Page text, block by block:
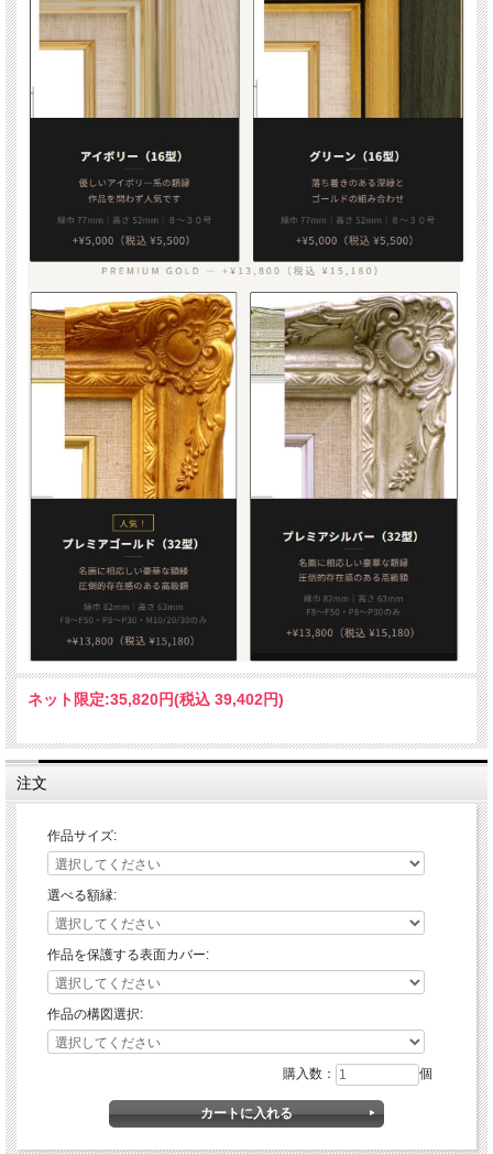
ネット限定:35,820円(税込 39,402円)
注文
作品サイズ:
選べる額縁:
作品を保護する表面カバー:
作品の構図選択:
購入数： 個